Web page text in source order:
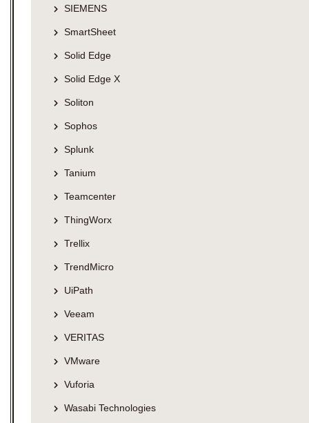
SIEMENS
SmartSheet
Solid Edge
Solid Edge X
Soliton
Sophos
Splunk
Tanium
Teamcenter
ThingWorx
Trellix
TrendMicro
UiPath
Veeam
VERITAS
VMware
Vuforia
Wasabi Technologies